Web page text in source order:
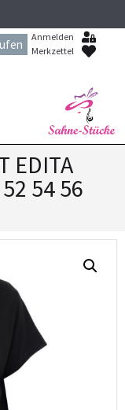
Anmelden
Merkzettel
EDITA
54 56